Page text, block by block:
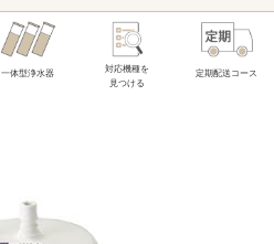
一体型浄水器
対応機種を
見つける
定期配送コース